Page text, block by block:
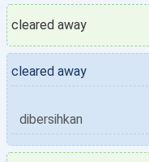
cleared away
cleared away
dibersihkan